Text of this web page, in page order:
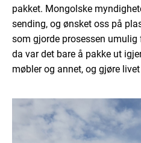
pakket. Mongolske
sending, og ønsket oss på
som gjorde prosessen umulig
da var det bare å pakke ut
møbler og annet, og gjøre